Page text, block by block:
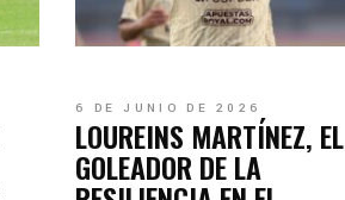
6 DE JUNIO DE 2026
LOUREINS MARTÍNEZ, EL
GOLEADOR DE LA